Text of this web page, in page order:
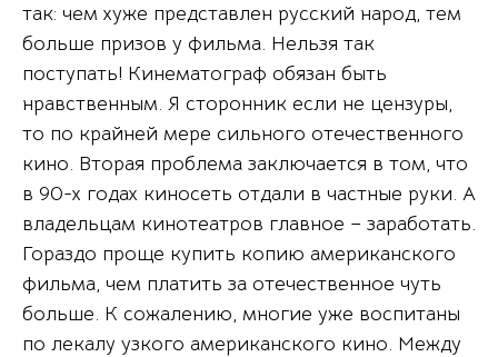
так: чем хуже представлен русский народ, тем
больше призов у фильма. Нельзя так
поступать! Кинематограф обязан быть
нравственным. Я сторонник если не цензуры,
то по крайней мере сильного отечественного
кино. Вторая проблема заключается в том, что
в 90-х годах киносеть отдали в частные руки. А
владельцам кинотеатров главное – заработать.
Гораздо проще купить копию американского
фильма, чем платить за отечественное чуть
больше. К сожалению, многие уже воспитаны
по лекалу узкого американского кино. Между